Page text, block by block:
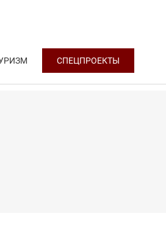
СПЕЦПРОЕКТЫ